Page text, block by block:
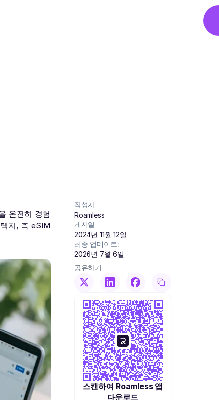
온전히 경험
지, 즉 eSIM
작성자
Roamless
게시일
2024년 11월 12일
최종 업데이트:
2026년 7월 6일
공유하기
스캔하여 Roamless 앱
다운로드